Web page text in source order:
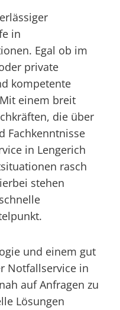
in
Egal ob im
private
kompetente
einem breit
die über
Fachkenntnisse
in Lengerich
rasch
stehen
und einem gut
Notfallservice in
auf Anfragen zu
Lösungen